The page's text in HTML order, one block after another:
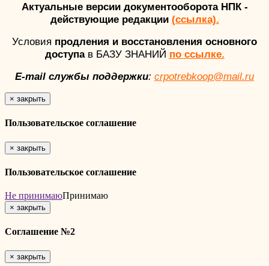
Актуальные версии документооборота НПК -
действующие редакции (ссылка).
Условия продления и восстановления основного
доступав БАЗУ ЗНАНИЙ по ссылке.
E-mail службы поддержки: crpotrebkoop@mail.ru
× закрыть
Пользовательское соглашение
× закрыть
Пользовательское соглашение
Не принимаюПринимаю
× закрыть
Соглашение №2
× закрыть